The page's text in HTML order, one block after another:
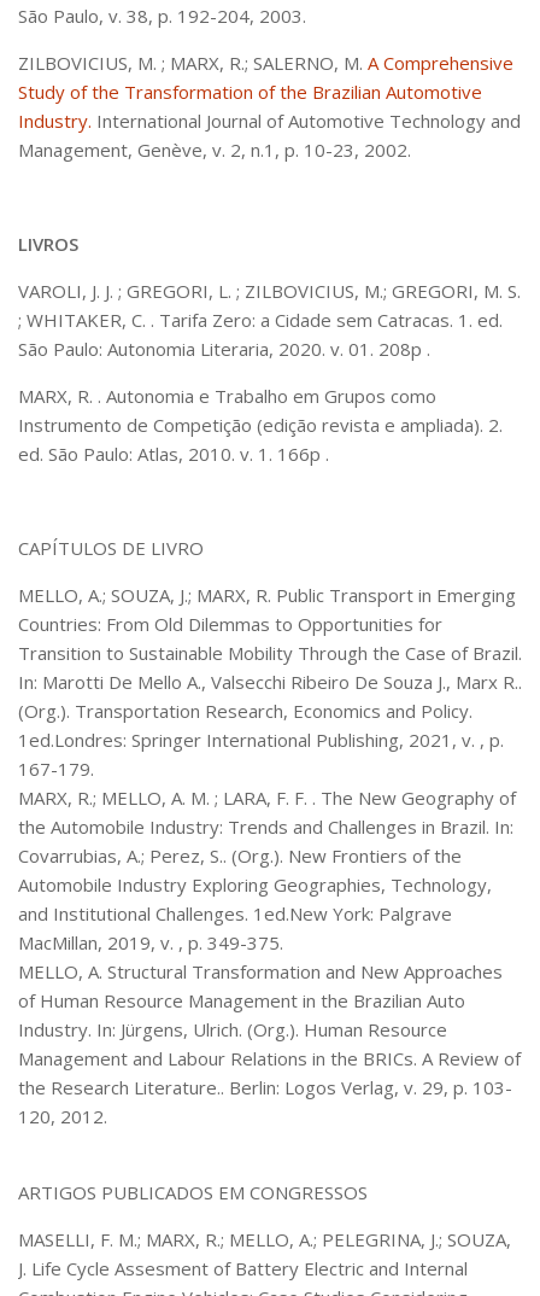
São Paulo, v. 38, p. 192-204, 2003.
ZILBOVICIUS, M. ; MARX, R.; SALERNO, M. A Comprehensive
Study of the Transformation of the Brazilian Automotive
Industry. International Journal of Automotive Technology and
Management, Genève, v. 2, n.1, p. 10-23, 2002.
LIVROS
VAROLI, J. J. ; GREGORI, L. ; ZILBOVICIUS, M.; GREGORI, M. S.
; WHITAKER, C. . Tarifa Zero: a Cidade sem Catracas. 1. ed.
São Paulo: Autonomia Literaria, 2020. v. 01. 208p .
MARX, R. . Autonomia e Trabalho em Grupos como
Instrumento de Competição (edição revista e ampliada). 2.
ed. São Paulo: Atlas, 2010. v. 1. 166p .
CAPÍTULOS DE LIVRO
MELLO, A.; SOUZA, J.; MARX, R. Public Transport in Emerging
Countries: From Old Dilemmas to Opportunities for
Transition to Sustainable Mobility Through the Case of Brazil.
In: Marotti De Mello A., Valsecchi Ribeiro De Souza J., Marx R..
(Org.). Transportation Research, Economics and Policy.
1ed.Londres: Springer International Publishing, 2021, v. , p.
167-179.
MARX, R.; MELLO, A. M. ; LARA, F. F. . The New Geography of
the Automobile Industry: Trends and Challenges in Brazil. In:
Covarrubias, A.; Perez, S.. (Org.). New Frontiers of the
Automobile Industry Exploring Geographies, Technology,
and Institutional Challenges. 1ed.New York: Palgrave
MacMillan, 2019, v. , p. 349-375.
MELLO, A. Structural Transformation and New Approaches
of Human Resource Management in the Brazilian Auto
Industry. In: Jürgens, Ulrich. (Org.). Human Resource
Management and Labour Relations in the BRICs. A Review of
the Research Literature.. Berlin: Logos Verlag, v. 29, p. 103-
120, 2012.
ARTIGOS PUBLICADOS EM CONGRESSOS
MASELLI, F. M.; MARX, R.; MELLO, A.; PELEGRINA, J.; SOUZA,
J. Life Cycle Assesment of Battery Electric and Internal